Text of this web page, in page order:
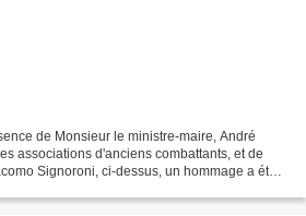
de Monsieur le ministre-maire, André
associations d'anciens combattants, et de
Signoroni, ci-dessus, un hommage a été